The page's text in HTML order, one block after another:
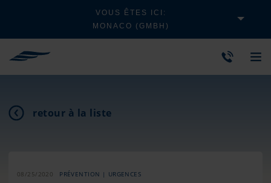
VOUS ÊTES ICI:
MONACO (GMBH)
retour à la liste
08/25/2020 PRÉVENTION | URGENCES